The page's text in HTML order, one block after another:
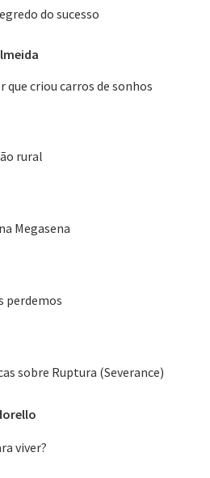
do sucesso
criou carros de sonhos
rural
Megasena
perdemos
sobre Ruptura (Severance)
viver?